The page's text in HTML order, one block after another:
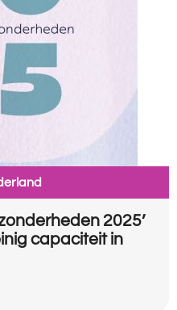
2025’
capaciteit in